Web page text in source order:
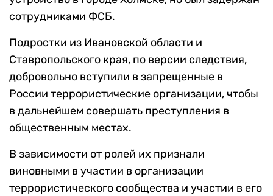
сотрудниками ФСБ.
Подростки из Ивановской области и
Ставропольского края, по версии следствия,
добровольно вступили в запрещенные в
России террористические организации, чтобы
в дальнейшем совершать преступления в
общественным местах.
В зависимости от ролей их признали
виновными в участии в организации
террористического сообщества и участии в его